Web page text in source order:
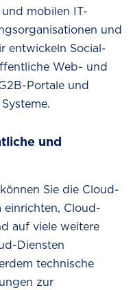
mobilen IT-
und
entwickeln Social-
Web- und
Portale und
und
Sie die Cloud-
einrichten, Cloud-
auf viele weitere
Diensten
technische
zur